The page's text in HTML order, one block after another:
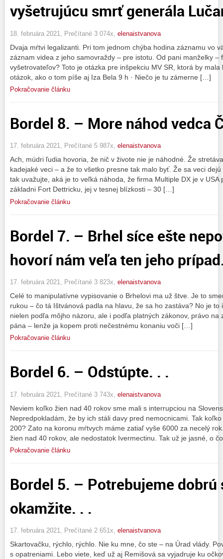
vyšetrujúcu smrť generála
18. februára 2021, Prečítané 3 074x, elenaistvanova
Dvaja mŕtvi legalizanti. Pri tom jednom chýba hodina záznamu vo
záznam videa z jeho samovraždy – pre istotu. Od pani manželky –
vyšetrovateľov? Toto je otázka pre inšpekciu MV SR, ktorá by
otázok, ako o tom píše aj Iza Bela 9 h · Niečo je tu zámerne […]
Pokračovanie článku
Bordel 8. – More náhod vedca
17. februára 2021, Prečítané 5 987x, elenaistvanova
Ach, múdri ľudia hovoria, že nič v živote nie je náhodné. Že
kadejaké veci – a že to všetko presne tak malo byť. Že sa veci
tak uvažujte, aká je to veľká náhoda, že firma Multiple DX je v USA
základni Fort Dettricku, jej v tesnej blízkosti – 30 […]
Pokračovanie článku
Bordel 7. – Brhel síce ešte
hovorí nám veľa ten jeho
17. februára 2021, Prečítané 3 823x, elenaistvanova
Celé to manipulatívne vypisovanie o Brhelovi ma už štve. Je to
rukou – čo tá Ištvánová padla na hlavu, že sa ho zastáva? No je to
nielen podľa môjho názoru, ale i podľa platných zákonov, právo na
pána – lenže ja kopem proti nečestnému konaniu voči […]
Pokračovanie článku
Bordel 6. – Odstúpte. . .
17. februára 2021, Prečítané 3 743x, elenaistvanova
Neviem koľko žien nad 40 rokov sme mali s interrupciou na
Nepredpokladám, že by ich stáli davy pred nemocnicami. Tak
200? Zato na koronu mŕtvych máme zatiaľ vyše 6000 za necelý
žien nad 40 rokov, ale nedostatok Ivermectinu. Tak už je jasné, o
Pokračovanie článku
Bordel 5. – Potrebujeme
okamžite. . .
17. februára 2021, Prečítané 2 651x, elenaistvanova
Skartovačku, rýchlo, rýchlo. Nie ku mne, čo ste – na Úrad vlády.
s opatreniami. Lebo viete, keď už aj Remišová sa vyjadruje ku